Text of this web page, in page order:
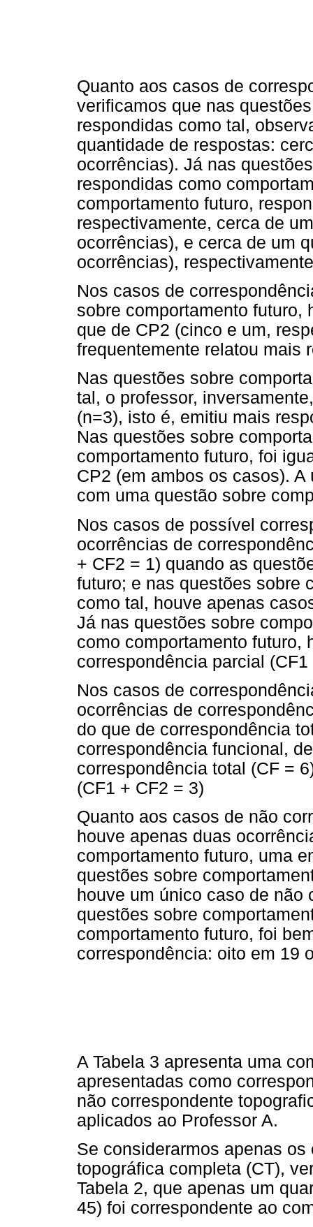
Quanto aos casos de
verificamos que nas
respondidas como tal,
quantidade de respostas:
ocorrências). Já nas
respondidas como
comportamento futuro,
respectivamente, cerca de
ocorrências), e cerca de um
ocorrências),
Nos casos de
sobre comportamento futuro,
que de CP2 (cinco e um,
frequentemente relatou mais
Nas questões sobre
tal, o professor,
(n=3), isto é, emitiu mais
Nas questões sobre
comportamento futuro, foi
CP2 (em ambos os casos).
com uma questão sobre
Nos casos de possível
ocorrências de
+ CF2 = 1) quando as
futuro; e nas questões sobre
como tal, houve apenas
Já nas questões sobre
como comportamento futuro,
correspondência parcial
Nos casos de
ocorrências de
do que de correspondência
correspondência funcional,
correspondência total (CF =
(CF1 + CF2 = 3)
Quanto aos casos de não
houve apenas duas
comportamento futuro, uma
questões sobre
houve um único caso de não
questões sobre
comportamento futuro, foi
correspondência: oito em 19
A Tabela 3 apresenta uma
apresentadas como
não correspondente
aplicados ao Professor A.
Se considerarmos apenas
topográfica completa (CT),
Tabela 2, que apenas um
45) foi correspondente ao